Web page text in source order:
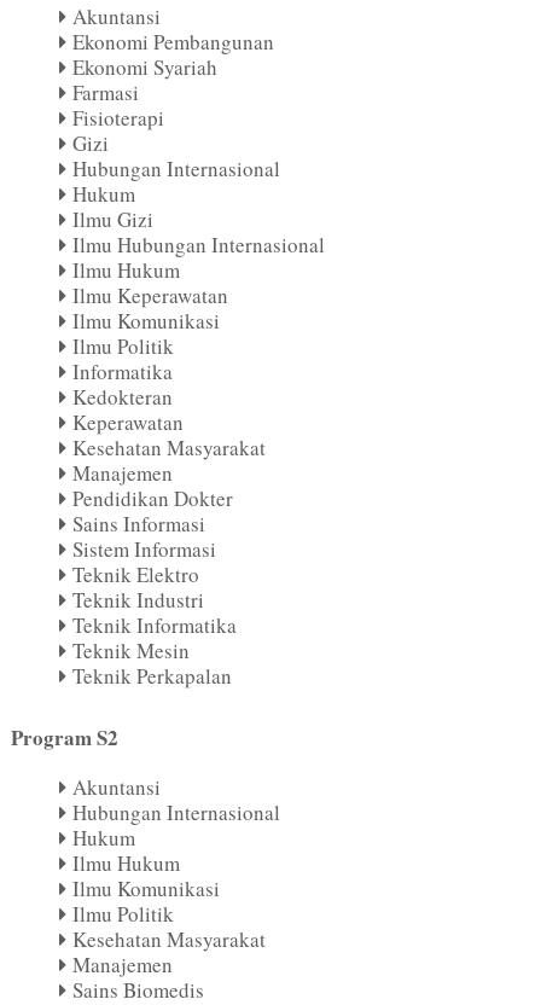
Akuntansi
Ekonomi Pembangunan
Ekonomi Syariah
Farmasi
Fisioterapi
Gizi
Hubungan Internasional
Hukum
Ilmu Gizi
Ilmu Hubungan Internasional
Ilmu Hukum
Ilmu Keperawatan
Ilmu Komunikasi
Ilmu Politik
Informatika
Kedokteran
Keperawatan
Kesehatan Masyarakat
Manajemen
Pendidikan Dokter
Sains Informasi
Sistem Informasi
Teknik Elektro
Teknik Industri
Teknik Informatika
Teknik Mesin
Teknik Perkapalan
Program S2
Akuntansi
Hubungan Internasional
Hukum
Ilmu Hukum
Ilmu Komunikasi
Ilmu Politik
Kesehatan Masyarakat
Manajemen
Sains Biomedis